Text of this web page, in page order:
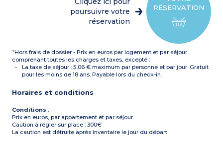
RÉSERVATION
poursuivre votre
réservation
¹Hors frais de dossier - Prix en euros par logement et par séjour
comprenant toutes les charges et taxes, excepté :
La taxe de séjour : 5,06 € maximum par personne et par jour. Gratuit
pour les moins de 18 ans. Payable lors du check-in.
Horaires et conditions
Conditions :
Prix en euros, par appartement et par séjour.
Caution à régler sur place : 300€
La caution est détruite après inventaire le jour du départ.